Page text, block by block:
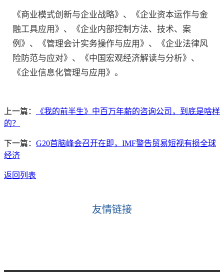
《商业模式创新与企业战略》、《企业资本运作与金
融工具应用》、《企业内部控制方法、技术、案
例》、《管理会计实务操作与应用》、《企业法律风
险防范与应对》、《中国宏观经济解读与分析》、
《企业信息化管理与应用》。
上一篇：
《我的前半生》中百万年薪的咨询公司，到底是啥样
的？
下一篇： G20首脑峰会召开在即，IMF警告贸易短视有损全球
经济
返回列表
友情链接